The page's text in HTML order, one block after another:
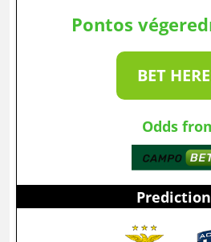
Pontos
BET
Odds